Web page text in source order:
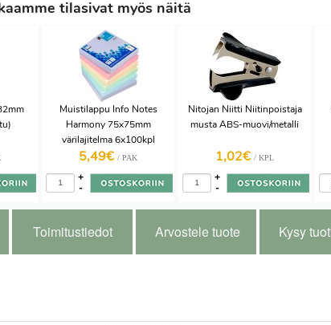
tilasivat myös näitä
Muistilappu Info Notes
Harmony 75x75mm
värilajitelma 6x100kpl
5,49€ / PAK
-
+
Nitojan Niitti Niitinpoistaja
musta ABS-muovi/metalli
1,02€ / KPL
-
+
Toimitustiedot Arvostele tuote Kysy